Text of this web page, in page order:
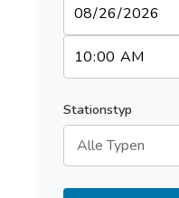
Stationstyp